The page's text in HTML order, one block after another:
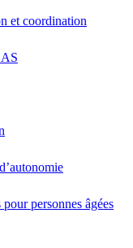
et coordination
personnes âgées